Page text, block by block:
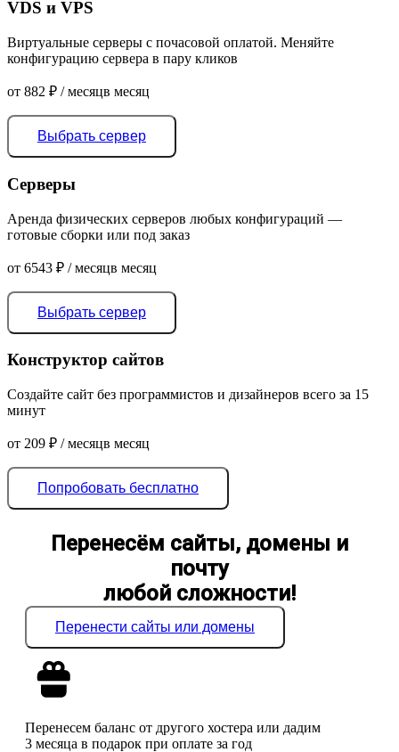
VDS и VPS
Виртуальные серверы с почасовой оплатой. Меняйте
конфигурацию сервера в пару кликов
от 882 ₽ / месяцв месяц
Выбрать сервер
Серверы
Аренда физических серверов любых конфигураций —
готовые сборки или под заказ
от 6543 ₽ / месяцв месяц
Выбрать сервер
Конструктор сайтов
Создайте сайт без программистов и дизайнеров всего за 15
минут
от 209 ₽ / месяцв месяц
Попробовать бесплатно
Перенесём сайты, домены и
почту
любой сложности!
Перенести сайты или домены
Перенесем баланс от другого хостера или дадим
3 месяца в подарок при оплате за год